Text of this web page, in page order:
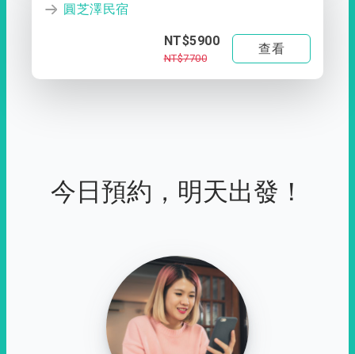
圓芝澤民宿
NT$5900
NT$7700
查看
今日預約，明天出發！